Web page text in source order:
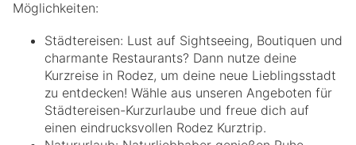
Möglichkeiten:
Städtereisen: Lust auf Sightseeing, Boutiquen und
charmante Restaurants? Dann nutze deine
Kurzreise in Rodez, um deine neue Lieblingsstadt
zu entdecken! Wähle aus unseren Angeboten für
Städtereisen-Kurzurlaube und freue dich auf
einen eindrucksvollen Rodez Kurztrip.